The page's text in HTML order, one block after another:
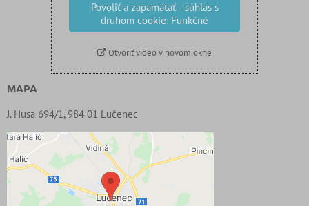
Povoliť a zapamätať - súhlas s
druhom cookie: Funkčné
Otvoriť video v novom okne
MAPA
J. Husa 694/1, 984 01 Lučenec